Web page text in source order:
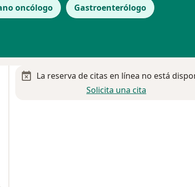
oncólogo Gastroenterólogo
La reserva de citas en línea no está
Solicita una cita